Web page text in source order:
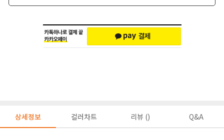
상세정보 컬러차트 리뷰 () Q&A